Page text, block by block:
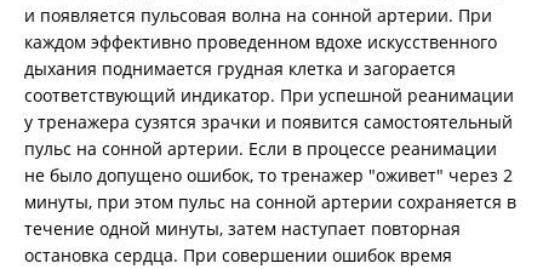
и появляется пульсовая волна на сонной артерии. При
каждом эффективно проведенном вдохе искусственного
дыхания поднимается грудная клетка и загорается
соответствующий индикатор. При успешной реанимации
у тренажера сузятся зрачки и появится самостоятельный
пульс на сонной артерии. Если в процессе реанимации
не было допущено ошибок, то тренажер "оживет" через 2
минуты, при этом пульс на сонной артерии сохраняется в
течение одной минуты, затем наступает повторная
остановка сердца. При совершении ошибок время